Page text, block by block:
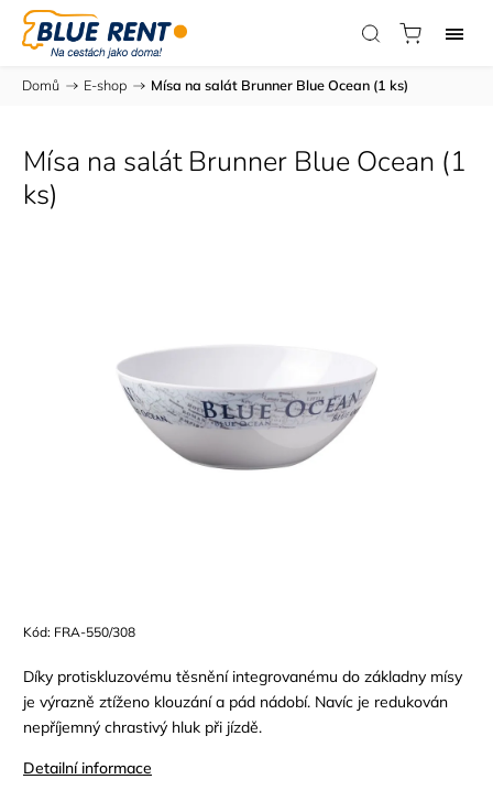
Domů / E-shop / Mísa na salát Brunner Blue Ocean (1 ks)
Mísa na salát Brunner Blue Ocean (1
ks)
Kód: FRA-550/308
Díky protiskluzovému těsnění integrovanému do základny mísy
je výrazně ztíženo klouzání a pád nádobí. Navíc je redukován
nepříjemný chrastivý hluk při jízdě.
Detailní informace